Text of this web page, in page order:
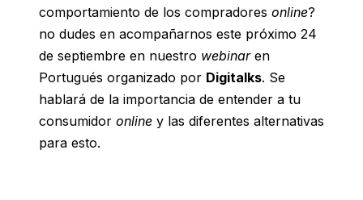
comportamiento de los compradores online?
no dudes en acompañarnos este próximo 24
de septiembre en nuestro webinaren
Portugués organizado por Digitalks. Se
hablará de la importancia de entender a tu
consumidor online y las diferentes alternativas
para esto.